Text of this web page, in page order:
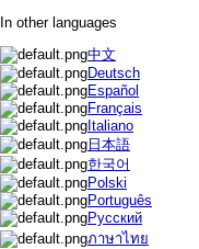
In other languages
中文
Deutsch
Español
Français
Italiano
日本語
한국어
Polski
Português
Русский
ภาษาไทย